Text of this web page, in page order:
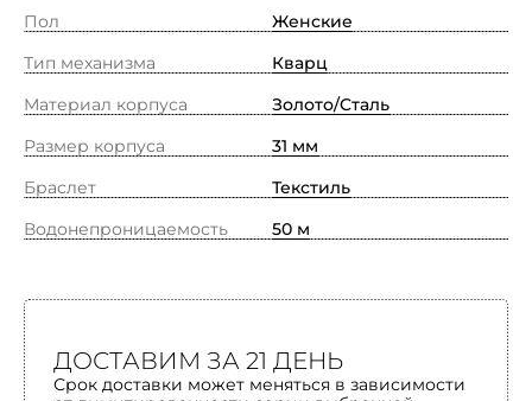
Пол
Женские
Тип механизма
Кварц
Материал корпуса
Золото/Cталь
Размер корпуса
31 мм
Браслет
Текстиль
Водонепроницаемость
50 м
ДОСТАВИМ ЗА 21 ДЕНЬ
Срок доставки может меняться в зависимости